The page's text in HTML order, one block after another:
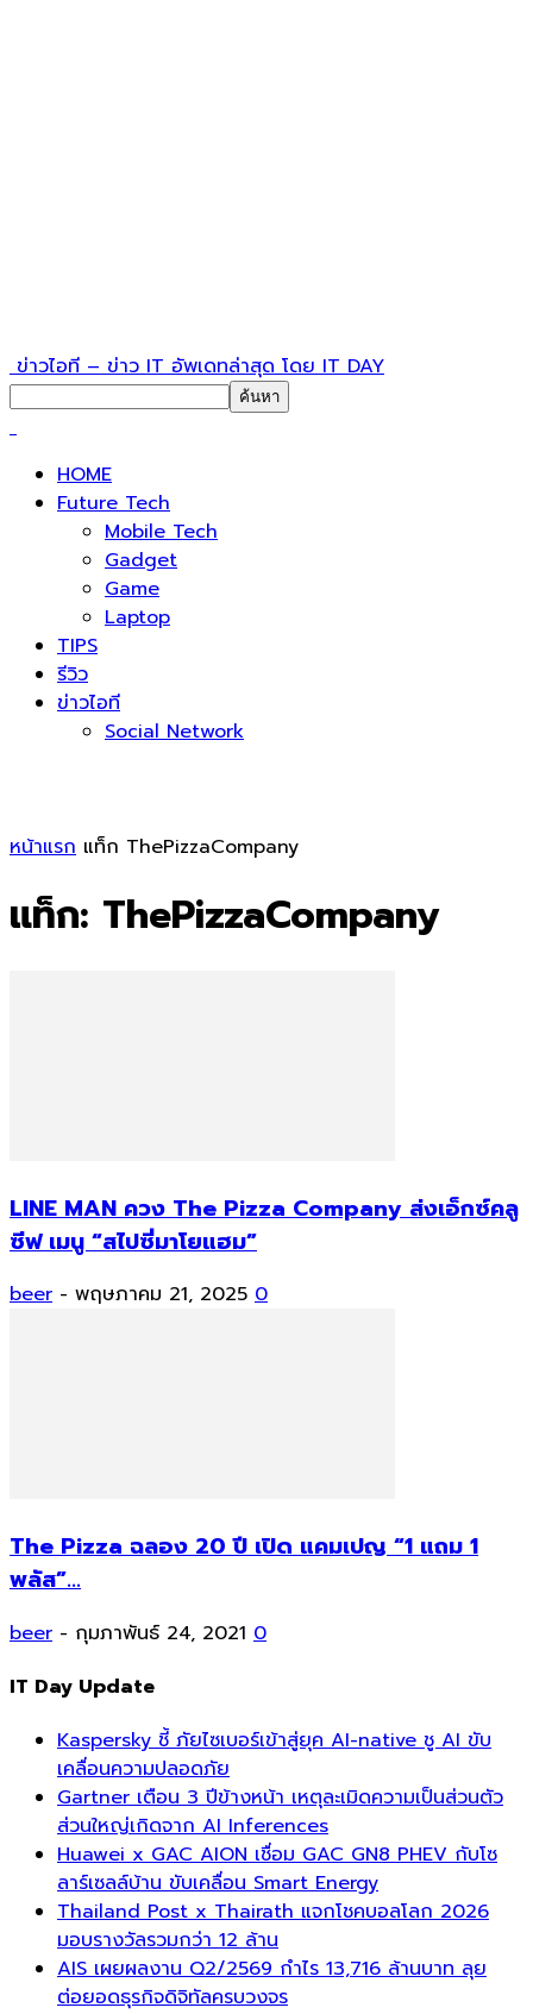
ข่าวไอที – ข่าว IT อัพเดทล่าสุด โดย IT DAY
HOME
Future Tech
Mobile Tech
Gadget
Game
Laptop
TIPS
รีวิว
ข่าวไอที
Social Network
หน้าแรก แท็ก ThePizzaCompany
แท็ก: ThePizzaCompany
LINE MAN ควง The Pizza Company ส่งเอ็กซ์คลู
ซีฟ เมนู “สไปซี่มาโยแฮม”
beer - พฤษภาคม 21, 2025 0
The Pizza ฉลอง 20 ปี เปิด แคมเปญ “1 แถม 1
พลัส”...
beer - กุมภาพันธ์ 24, 2021 0
IT Day Update
Kaspersky ชี้ ภัยไซเบอร์เข้าสู่ยุค AI-native ชู AI ขับ
เคลื่อนความปลอดภัย
Gartner เตือน 3 ปีข้างหน้า เหตุละเมิดความเป็นส่วนตัว
ส่วนใหญ่เกิดจาก AI Inferences
Huawei x GAC AION เชื่อม GAC GN8 PHEV กับโซ
ลาร์เซลล์บ้าน ขับเคลื่อน Smart Energy
Thailand Post x Thairath แจกโชคบอลโลก 2026
มอบรางวัลรวมกว่า 12 ล้าน
AIS เผยผลงาน Q2/2569 กำไร 13,716 ล้านบาท ลุย
ต่อยอดธุรกิจดิจิทัลครบวงจร